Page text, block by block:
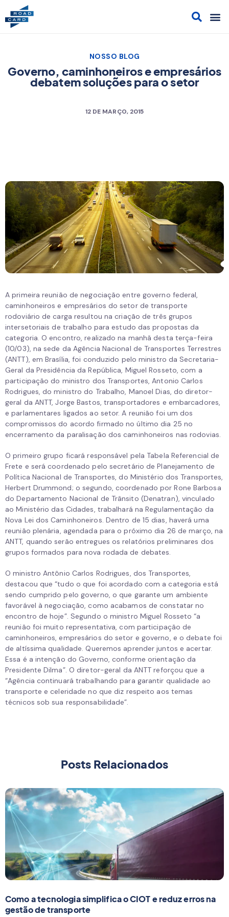
NOSSO BLOG
Governo, caminhoneiros e empresários
debatem soluções para o setor
12 DE MARÇO, 2015
A primeira reunião de negociação entre governo federal,
caminhoneiros e empresários do setor de transporte
rodoviário de carga resultou na criação de três grupos
intersetoriais de trabalho para estudo das propostas da
categoria. O encontro, realizado na manhã desta terça-feira
(10/03), na sede da Agência Nacional de Transportes Terrestres
(ANTT), em Brasília, foi conduzido pelo ministro da Secretaria-
Geral da Presidência da República, Miguel Rosseto, com a
participação do ministro dos Transportes, Antonio Carlos
Rodrigues, do ministro do Trabalho, Manoel Dias, do diretor-
geral da ANTT, Jorge Bastos, transportadores e embarcadores,
e parlamentares ligados ao setor. A reunião foi um dos
compromissos do acordo firmado no último dia 25 no
encerramento da paralisação dos caminhoneiros nas rodovias.
O primeiro grupo ficará responsável pela Tabela Referencial de
Frete e será coordenado pelo secretário de Planejamento de
Política Nacional de Transportes, do Ministério dos Transportes,
Herbert Drummond; o segundo, coordenado por Rone Barbosa
do Departamento Nacional de Trânsito (Denatran), vinculado
ao Ministério das Cidades, trabalhará na Regulamentação da
Nova Lei dos Caminhoneiros. Dentro de 15 dias, haverá uma
reunião plenária, agendada para o próximo dia 26 de março, na
ANTT, quando serão entregues os relatórios preliminares dos
grupos formados para nova rodada de debates.
O ministro Antônio Carlos Rodrigues, dos Transportes,
destacou que “tudo o que foi acordado com a categoria está
sendo cumprido pelo governo, o que garante um ambiente
favorável à negociação, como acabamos de constatar no
encontro de hoje”. Segundo o ministro Miguel Rosseto “a
reunião foi muito representativa, com participação de
caminhoneiros, empresários do setor e governo, e o debate foi
de altíssima qualidade. Queremos aprender juntos e acertar.
Essa é a intenção do Governo, conforme orientação da
Presidente Dilma”. O diretor-geral da ANTT reforçou que a
“Agência continuará trabalhando para garantir qualidade ao
transporte e celeridade no que diz respeito aos temas
técnicos sob sua responsabilidade”.
Posts Relacionados
Como a tecnologia simplifica o CIOT e reduz erros na
gestão de transporte